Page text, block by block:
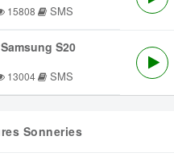
15808 SMS
S20
13004 SMS
Sonneries